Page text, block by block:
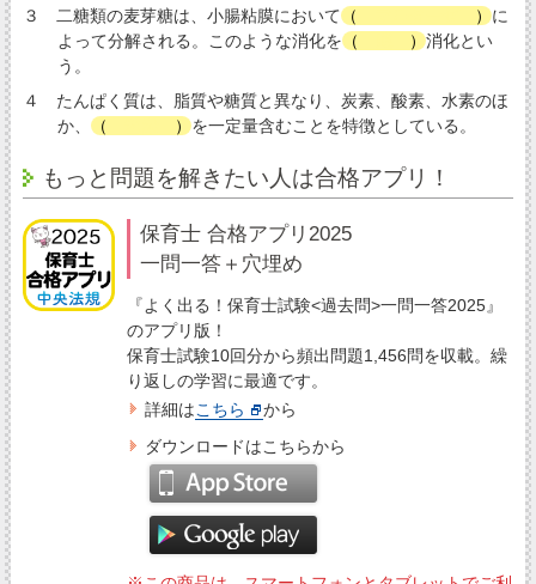
３ 二糖類の麦芽糖は、小腸粘膜において（ ）に
よって分解される。このような消化を（ ）消化とい
う。
４ たんぱく質は、脂質や糖質と異なり、炭素、酸素、水素のほ
か、 （ ）を一定量含むことを特徴としている。
もっと問題を解きたい人は合格アプリ！
保育士 合格アプリ2025
一問一答＋穴埋め
『よく出る！保育士試験<過去問>一問一答2025』
のアプリ版！
保育士試験10回分から頻出問題1,456問を収載。繰
り返しの学習に最適です。
詳細はこちら
から
ダウンロードはこちらから